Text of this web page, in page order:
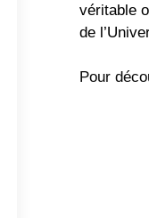
véritable
de
Pour